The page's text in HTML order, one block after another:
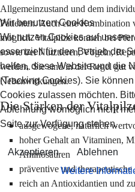
Allgemeinzustand und dem
Patienten. Auch eine Kombination
möglich. Vitalpilze können bei
sowie bei Nutztieren, Vögeln,
werden. Sie sind in der Regel gut
Nebenwirkungen.
Die Stärken der
ausgewogene, natürlich
hoher Gehalt an Vitaminen,
Aminosäuren
präventive und
reich an Antioxidantien und
Wir benutzen Cookies
Wir nutzen Cookies auf
essenziell für den Betrieb der
helfen, diese Website und die
(Tracking Cookies). Sie
Cookies zulassen möchten.
Ablehnung womöglich nicht
Seite zur Verfügung stehen.
Akzeptieren
Ablehnen
Weitere